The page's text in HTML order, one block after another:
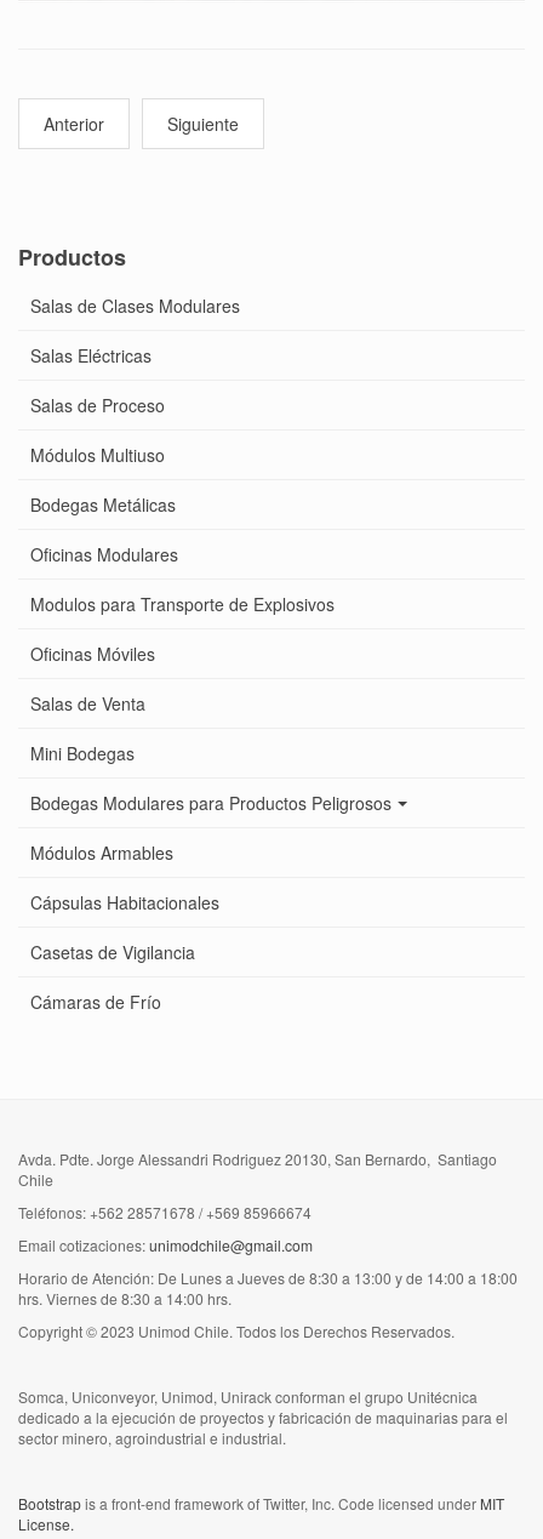
Anterior Siguiente
Productos
Salas de Clases Modulares
Salas Eléctricas
Salas de Proceso
Módulos Multiuso
Bodegas Metálicas
Oficinas Modulares
Modulos para Transporte de Explosivos
Oficinas Móviles
Salas de Venta
Mini Bodegas
Bodegas Modulares para Productos Peligrosos
Módulos Armables
Cápsulas Habitacionales
Casetas de Vigilancia
Cámaras de Frío
Avda. Pdte. Jorge Alessandri Rodriguez 20130, San Bernardo, Santiago
Chile
Teléfonos: +562 28571678 / +569 85966674
Email cotizaciones:unimodchile@gmail.com
Horario de Atención: De Lunes a Jueves de 8:30 a 13:00 y de 14:00 a 18:00
hrs. Viernes de 8:30 a 14:00 hrs.
Copyright © 2023 Unimod Chile. Todos los Derechos Reservados.
Somca, Uniconveyor, Unimod, Unirack conforman el grupo Unitécnica
dedicado a la ejecución de proyectos y fabricación de maquinarias para el
sector minero, agroindustrial e industrial.
Bootstrapis a front-end framework of Twitter, Inc. Code licensed under MIT
License.